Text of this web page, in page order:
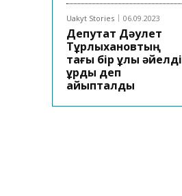
Uakyt Stories 06.09.2023
Депутат Дәулет
Тұрлыхановтың
тағы бір ұлы әйелді
ұрды деп
айыпталды